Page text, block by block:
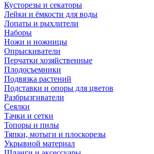
Кусторезы и секаторы
Лейки и ёмкости для воды
Лопаты и рыхлители
Наборы
Ножи и ножницы
Опрыскиватели
Перчатки хозяйственные
Плодосъемники
Подвязка растений
Подставки и опоры для цветов
Разбрызгиватели
Сеялки
Тачки и сетки
Топоры и пилы
Тяпки, мотыги и плоскорезы
Укрывной материал